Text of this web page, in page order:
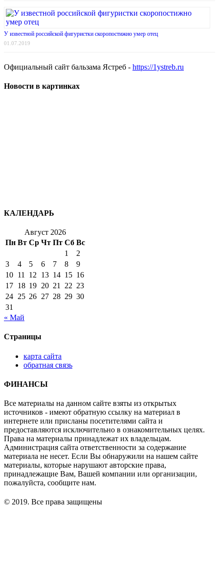
У известной российской фигуристки скоропостижно умер отец
01.07.2019
Официальный сайт бальзама Ястреб - https://1ystreb.ru
Новости в картинках
КАЛЕНДАРЬ
Август 2026
Пн Вт Ср Чт Пт Сб Вс
1
2
3
4 5 6 7 8
9
10 11 12 13 14 15 16
17 18 19 20 21 22 23
24 25 26 27 28 29 30
31
« Май
Страницы
карта сайта
обратная связь
ФИНАНСЫ
Все материалы на данном сайте взяты из открытых
источников - имеют обратную ссылку на материал в
интернете или присланы посетителями сайта и
предоставляются исключительно в ознакомительных целях.
Права на материалы принадлежат их владельцам.
Администрация сайта ответственности за содержание
материала не несет. Если Вы обнаружили на нашем сайте
материалы, которые нарушают авторские права,
принадлежащие Вам, Вашей компании или организации,
пожалуйста, сообщите нам.
© 2019. Все права защищены